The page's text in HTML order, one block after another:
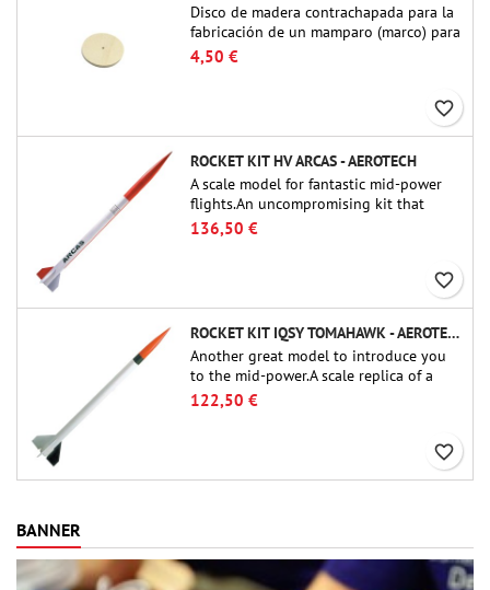
Disco de madera contrachapada para la
fabricación de un mamparo (marco) para
acopladores de tubo de 54 mm de
Public Missiles Ltd. (PT-2.1 o QT-2.1)
4,50 €
favorite_border
ROCKET KIT HV ARCAS - AEROTECH
A scale model for fantastic mid-power
flights.An uncompromising kit that
allows you to build a replica of one of
the most famous sounding-rocket ever.
136,50 €
favorite_border
ROCKET KIT IQSY TOMAHAWK - AEROTECH
Another great model to introduce you
to the mid-power.A scale replica of a
famous sounding rocket, small in size
and peefect to move to higher-level kits.
122,50 €
favorite_border
BANNER